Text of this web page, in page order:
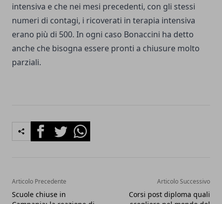
intensiva e che nei mesi precedenti, con gli stessi
numeri di contagi, i ricoverati in terapia intensiva
erano più di 500. In ogni caso Bonaccini ha detto
anche che bisogna essere pronti a chiusure molto
parziali.
FacebookTwitterWhatsapp
Articolo Precedente
Scuole chiuse in
Articolo Successivo
Corsi post diploma quali